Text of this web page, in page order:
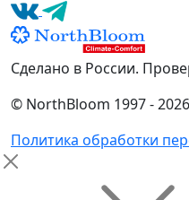
Сделано в России.
© NorthBloom 1997 - 2026
Политика обработки